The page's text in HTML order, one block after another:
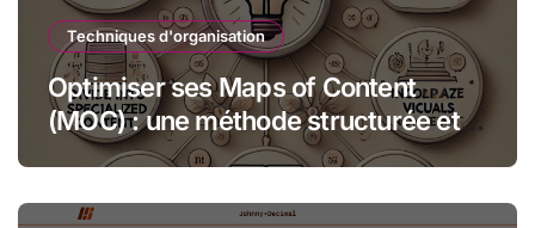
Techniques d'organisation
Optimiser ses Maps of Content
(MOC) : une méthode structurée et
créative